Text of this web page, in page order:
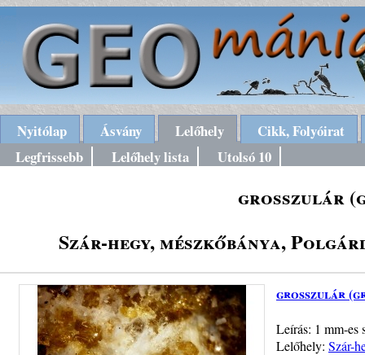
Nyitólap Ásvány Lelőhely
Cikk, Folyóirat
Legfrissebb
Lelőhely lista Utolsó 10
grosszulár
Szár-hegy, mészkőbánya,
grosszulár
Leírás: 1 mm-es
Lelőhely: Szár-